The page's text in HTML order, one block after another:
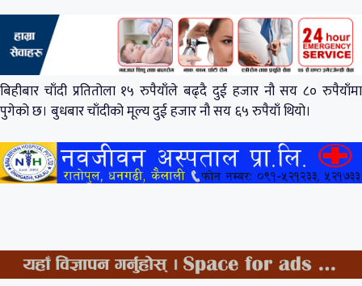
बिहीबार चाँदी प्रतितोला १५ रुपैयाँले बढ्दै दुई हजार नौ सय ८० रुपैयाँमा
पुगेको छ। बुधबार चाँदीको मूल्य दुई हजार नौ सय ६५ रुपैयाँ थियो।